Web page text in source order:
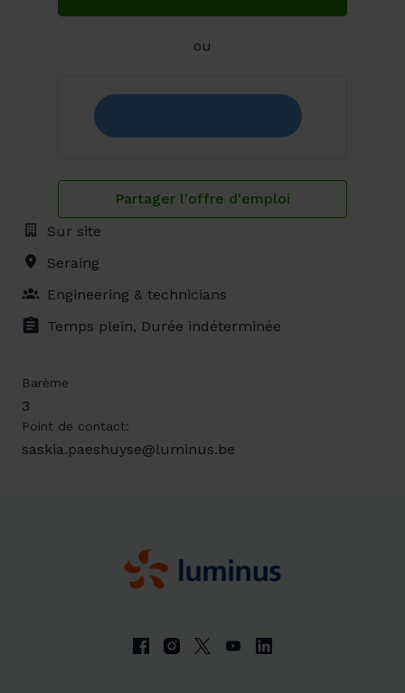
ou
Partager l'offre d'emploi
Sur site
Seraing
Engineering & technicians
Temps plein, Durée indéterminée
Barème
3
Point de contact:
saskia.paeshuyse@luminus.be
Page d'accueil